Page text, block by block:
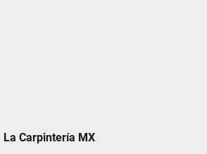
La Carpintería MX